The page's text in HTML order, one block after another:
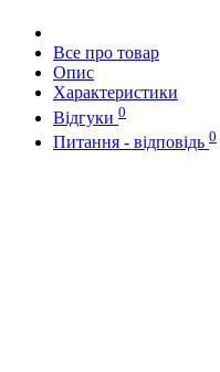
Все про товар
Опис
Характеристики
Відгуки 0
Питання - відповідь 0